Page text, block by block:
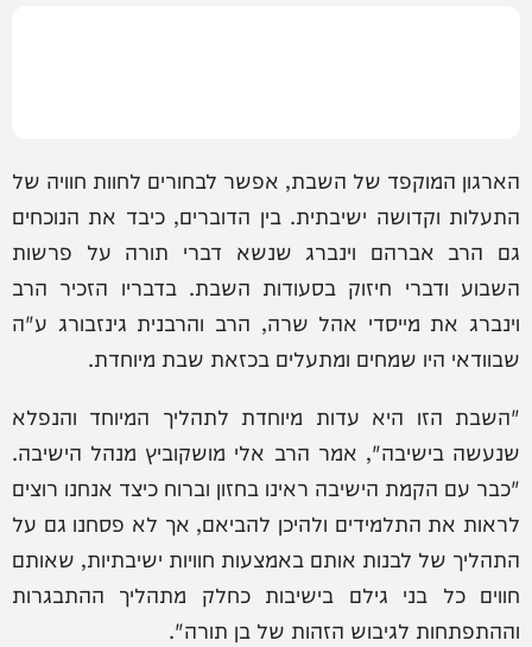
הארגון המוקפד של השבת, אפשר לבחורים לחוות חוויה של
התעלות וקדושה ישיבתית. בין הדוברים, כיבד את הנוכחים
גם הרב אברהם וינברג שנשא דברי תורה על פרשות
השבוע ודברי חיזוק בסעודות השבת. בדבריו הזכיר הרב
וינברג את מייסדי אהל שרה, הרב והרבנית גינזבורג ע"ה
שבוודאי היו שמחים ומתעלים בכזאת שבת מיוחדת.
"השבת הזו היא עדות מיוחדת לתהליך המיוחד והנפלא
שנעשה בישיבה", אמר הרב אלי מושקוביץ מנהל הישיבה.
"כבר עם הקמת הישיבה ראינו בחזון וברוח כיצד אנחנו רוצים
לראות את התלמידים ולהיכן להביאם, אך לא פסחנו גם על
התהליך של לבנות אותם באמצעות חוויות ישיבתיות, שאותם
חווים כל בני גילם בישיבות כחלק מתהליך ההתבגרות
וההתפתחות לגיבוש הזהות של בן תורה".